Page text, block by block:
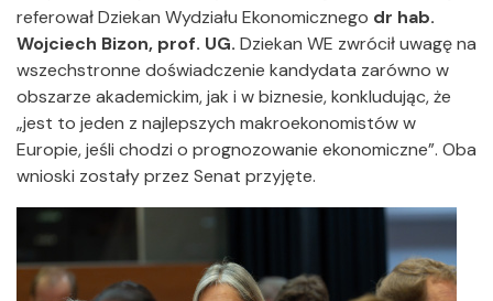
referował Dziekan Wydziału Ekonomicznego dr hab.
Wojciech Bizon, prof. UG. Dziekan WE zwrócił uwagę na
wszechstronne doświadczenie kandydata zarówno w
obszarze akademickim, jak i w biznesie, konkludując, że
„jest to jeden z najlepszych makroekonomistów w
Europie, jeśli chodzi o prognozowanie ekonomiczne”. Oba
wnioski zostały przez Senat przyjęte.